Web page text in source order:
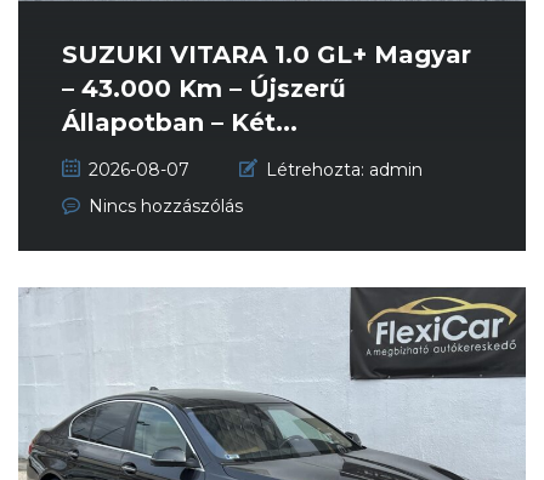
SUZUKI VITARA 1.0 GL+ Magyar
– 43.000 Km – Újszerű
Állapotban – Két...
2026-08-07 Létrehozta: admin
Nincs hozzászólás